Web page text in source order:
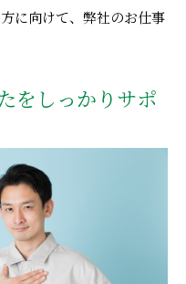
に向けて、弊社のお仕事
をしっかりサポ